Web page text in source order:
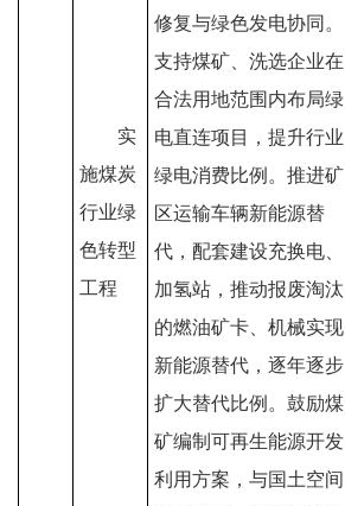
实
施煤炭
行业绿
色转型
工程
修复与绿色发电协同。
支持煤矿、洗选企业在
合法用地范围内布局绿
电直连项目，提升行业
绿电消费比例。推进矿
区运输车辆新能源替
代，配套建设充换电、
加氢站，推动报废淘汰
的燃油矿卡、机械实现
新能源替代，逐年逐步
扩大替代比例。鼓励煤
矿编制可再生能源开发
利用方案，与国土空间